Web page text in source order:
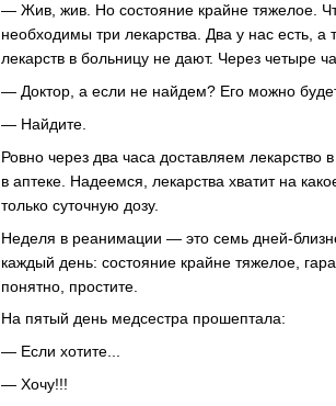
— Жив, жив. Но состояние крайне тяжелое.
необходимы три лекарства. Два у нас есть,
лекарств в больницу не дают. Через четыре
— Доктор, а если не найдем? Его можно
— Найдите.
Ровно через два часа доставляем лекарcтво
в аптеке. Надеемся, лекарства хватит на
только суточную дозу.
Неделя в реанимации — это семь дней-
каждый день: состояние крайне тяжелое,
понятно, простите.
На пятый день медсестра прошептала:
— Если хотите...
— Хочу!!!